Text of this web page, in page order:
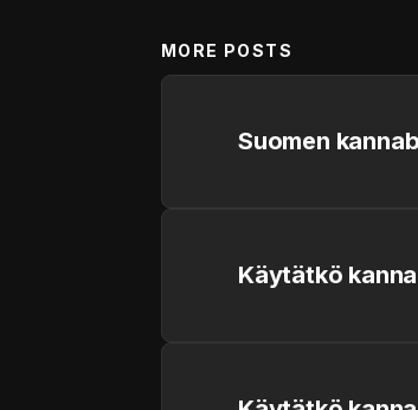
MORE POSTS
Suomen
Käytätkö